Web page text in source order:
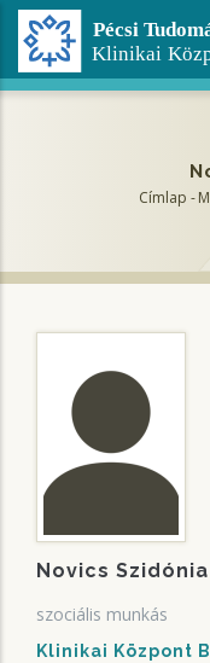
Ugrás
tartalomra
Címlap -
Novics Szidónia
szociális munkás
Klinikai Központ